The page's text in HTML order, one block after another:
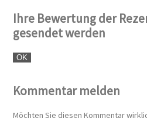
Ihre Bewertung der
gesendet werden
OK
Kommentar melden
Möchten Sie diesen Kommentar